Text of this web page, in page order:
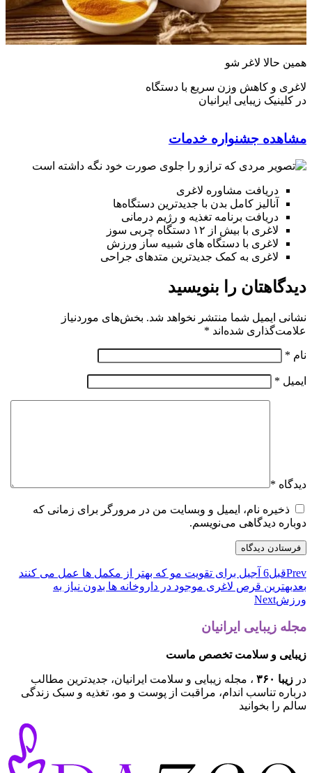
همین حالا لاغر شو
لاغری و کاهش وزن سریع با دستگاه
در کلینیک زیبایی ایرانیان
مشاهده جشنواره خدمات
دریافت مشاوره لاغری
آنالیز کامل بدن با جدیدترین دستگاه‌ها
دریافت برنامه تغذیه و رژیم درمانی
لاغری با بیش از ۱۲ دستگاه چربی سوز
لاغری با دستگاه های شبیه ساز ورزش
لاغری به کمک جدیدترین متدهای جراحی
دیدگاهتان را بنویسید
نشانی ایمیل شما منتشر نخواهد شد. بخش‌های موردنیاز
علامت‌گذاری شده‌اند *
نام *
ایمیل *
دیدگاه *
ذخیره نام، ایمیل و وبسایت من در مرورگر برای زمانی که
دوباره دیدگاهی می‌نویسم.
Prevقبل6 آجیل برای تقویت مو که بهتر از مکمل ها عمل می کنند
بعدبهترین قرص لاغری موجود در داروخانه ها بدون نیاز به
ورزشNext
مجله زیبایی ایرانیان
زیبایی و سلامت تخصص ماست
در زیبا ۳۶۰
، مجله زیبایی و سلامت ایرانیان، جدیدترین مطالب
درباره تناسب اندام، مراقبت از پوست و مو، تغذیه و سبک زندگی
سالم را بخوانید